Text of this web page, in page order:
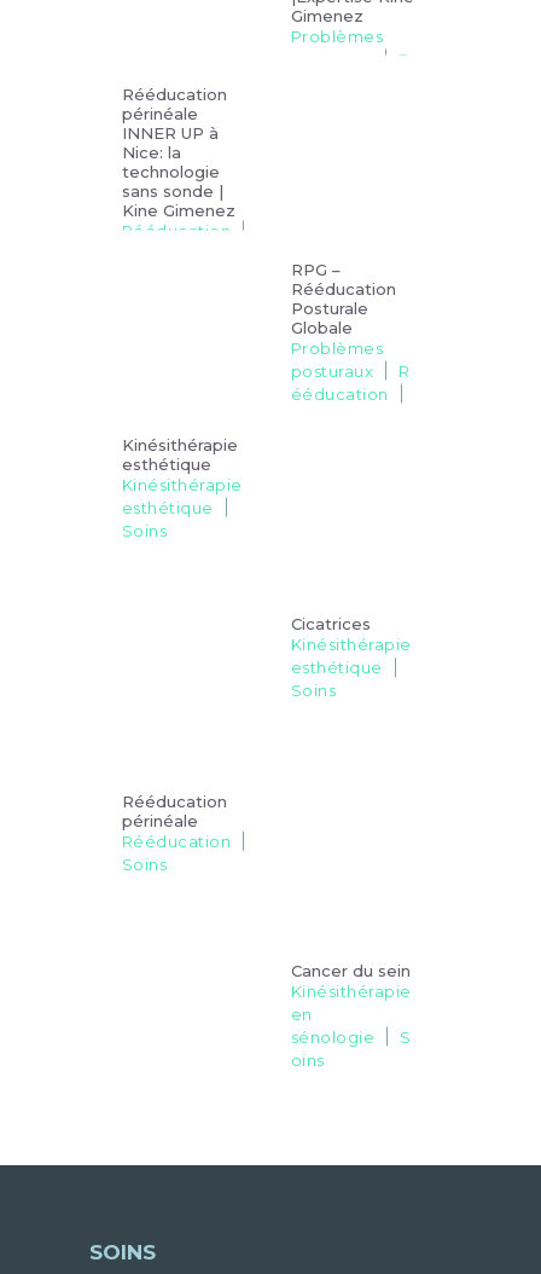
Gimenez
Problèmes
posturaux
R
Rééducation
périnéale
INNER UP à
Nice: la
technologie
sans sonde |
Kine Gimenez
Rééducation
RPG –
Rééducation
Posturale
Globale
Problèmes
posturaux
R
ééducation
Kinésithérapie
esthétique
Kinésithérapie
esthétique
Soins
Cicatrices
Kinésithérapie
esthétique
Soins
Rééducation
périnéale
Rééducation
Soins
Cancer du sein
Kinésithérapie
en
sénologie
S
oins
SOINS